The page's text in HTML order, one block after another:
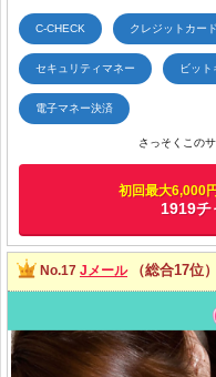
C-CHECK クレジットカー
セキュリティマネー ビット
電子マネー決済
さっそくこの
初回最大6,000
1919チ
No.17 Jメール （総合17位）